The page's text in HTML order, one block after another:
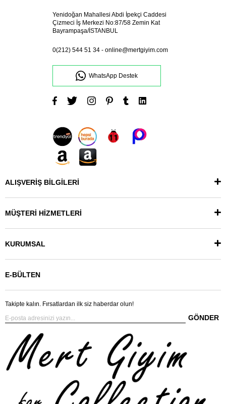
Yenidoğan Mahallesi Abdi İpekçi Caddesi
Çizmeci İş Merkezi No:87/58 Zemin Kat
Bayrampaşa/İSTANBUL
0(212) 544 51 34 - online@mertgiyim.com
WhatsApp Destek
ALIŞVERİŞ BİLGİLERİ
MÜŞTERİ HİZMETLERİ
KURUMSAL
E-BÜLTEN
Takipte kalın. Fırsatlardan ilk siz haberdar olun!
GÖNDER